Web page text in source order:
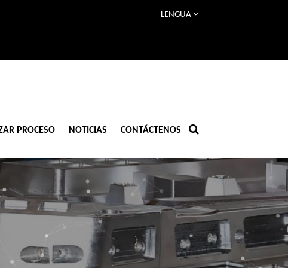
LENGUA
PROCESO NOTICIAS CONTÁCTENOS